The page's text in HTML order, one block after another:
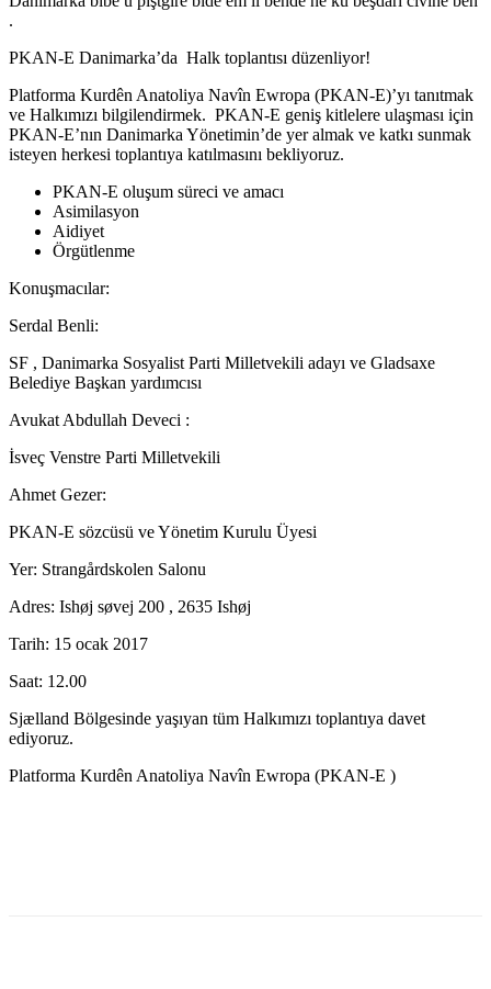
.
PKAN-E Danimarka’da Halk toplantısı düzenliyor!
Platforma Kurdên Anatoliya Navîn Ewropa (PKAN-E)’yı tanıtmak
ve Halkımızı bilgilendirmek. PKAN-E geniş kitlelere ulaşması için
PKAN-E’nın Danimarka Yönetimin’de yer almak ve katkı sunmak
isteyen herkesi toplantıya katılmasını bekliyoruz.
PKAN-E oluşum süreci ve amacı
Asimilasyon
Aidiyet
Örgütlenme
Konuşmacılar:
Serdal Benli:
SF , Danimarka Sosyalist Parti Milletvekili adayı ve Gladsaxe
Belediye Başkan yardımcısı
Avukat Abdullah Deveci :
İsveç Venstre Parti Milletvekili
Ahmet Gezer:
PKAN-E sözcüsü ve Yönetim Kurulu Üyesi
Yer: Strangårdskolen Salonu
Adres: Ishøj søvej 200 , 2635 Ishøj
Tarih: 15 ocak 2017
Saat: 12.00
Sjælland Bölgesinde yaşıyan tüm Halkımızı toplantıya davet
ediyoruz.
Platforma Kurdên Anatoliya Navîn Ewropa (PKAN-E )